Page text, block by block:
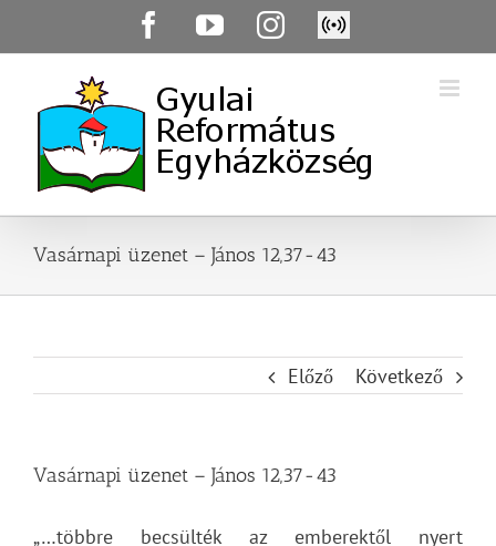
FacebookYouTubeInstagram
Élő
közvetítés
Vasárnapi üzenet – János 12,37-43
Előző Következő
Vasárnapi üzenet – János 12,37-43
„…többre becsülték az emberektől nyert